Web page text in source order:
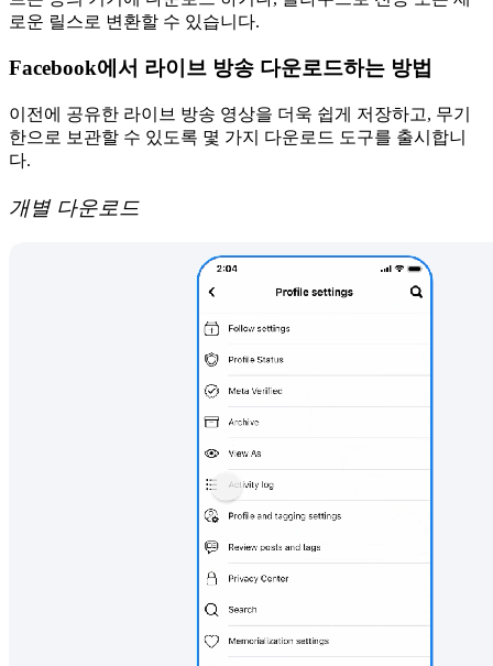
로운 릴스로 변환할 수 있습니다.
Facebook에서 라이브 방송 다운로드하는 방법
이전에 공유한 라이브 방송 영상을 더욱 쉽게 저장하고, 무기
한으로 보관할 수 있도록 몇 가지 다운로드 도구를 출시합니
다.
개별 다운로드